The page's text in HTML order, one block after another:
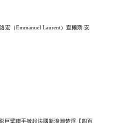
宏（Emmanuel Laurent）查爾斯‧安
巨擘聯手掀起法國新浪潮楚浮【四百